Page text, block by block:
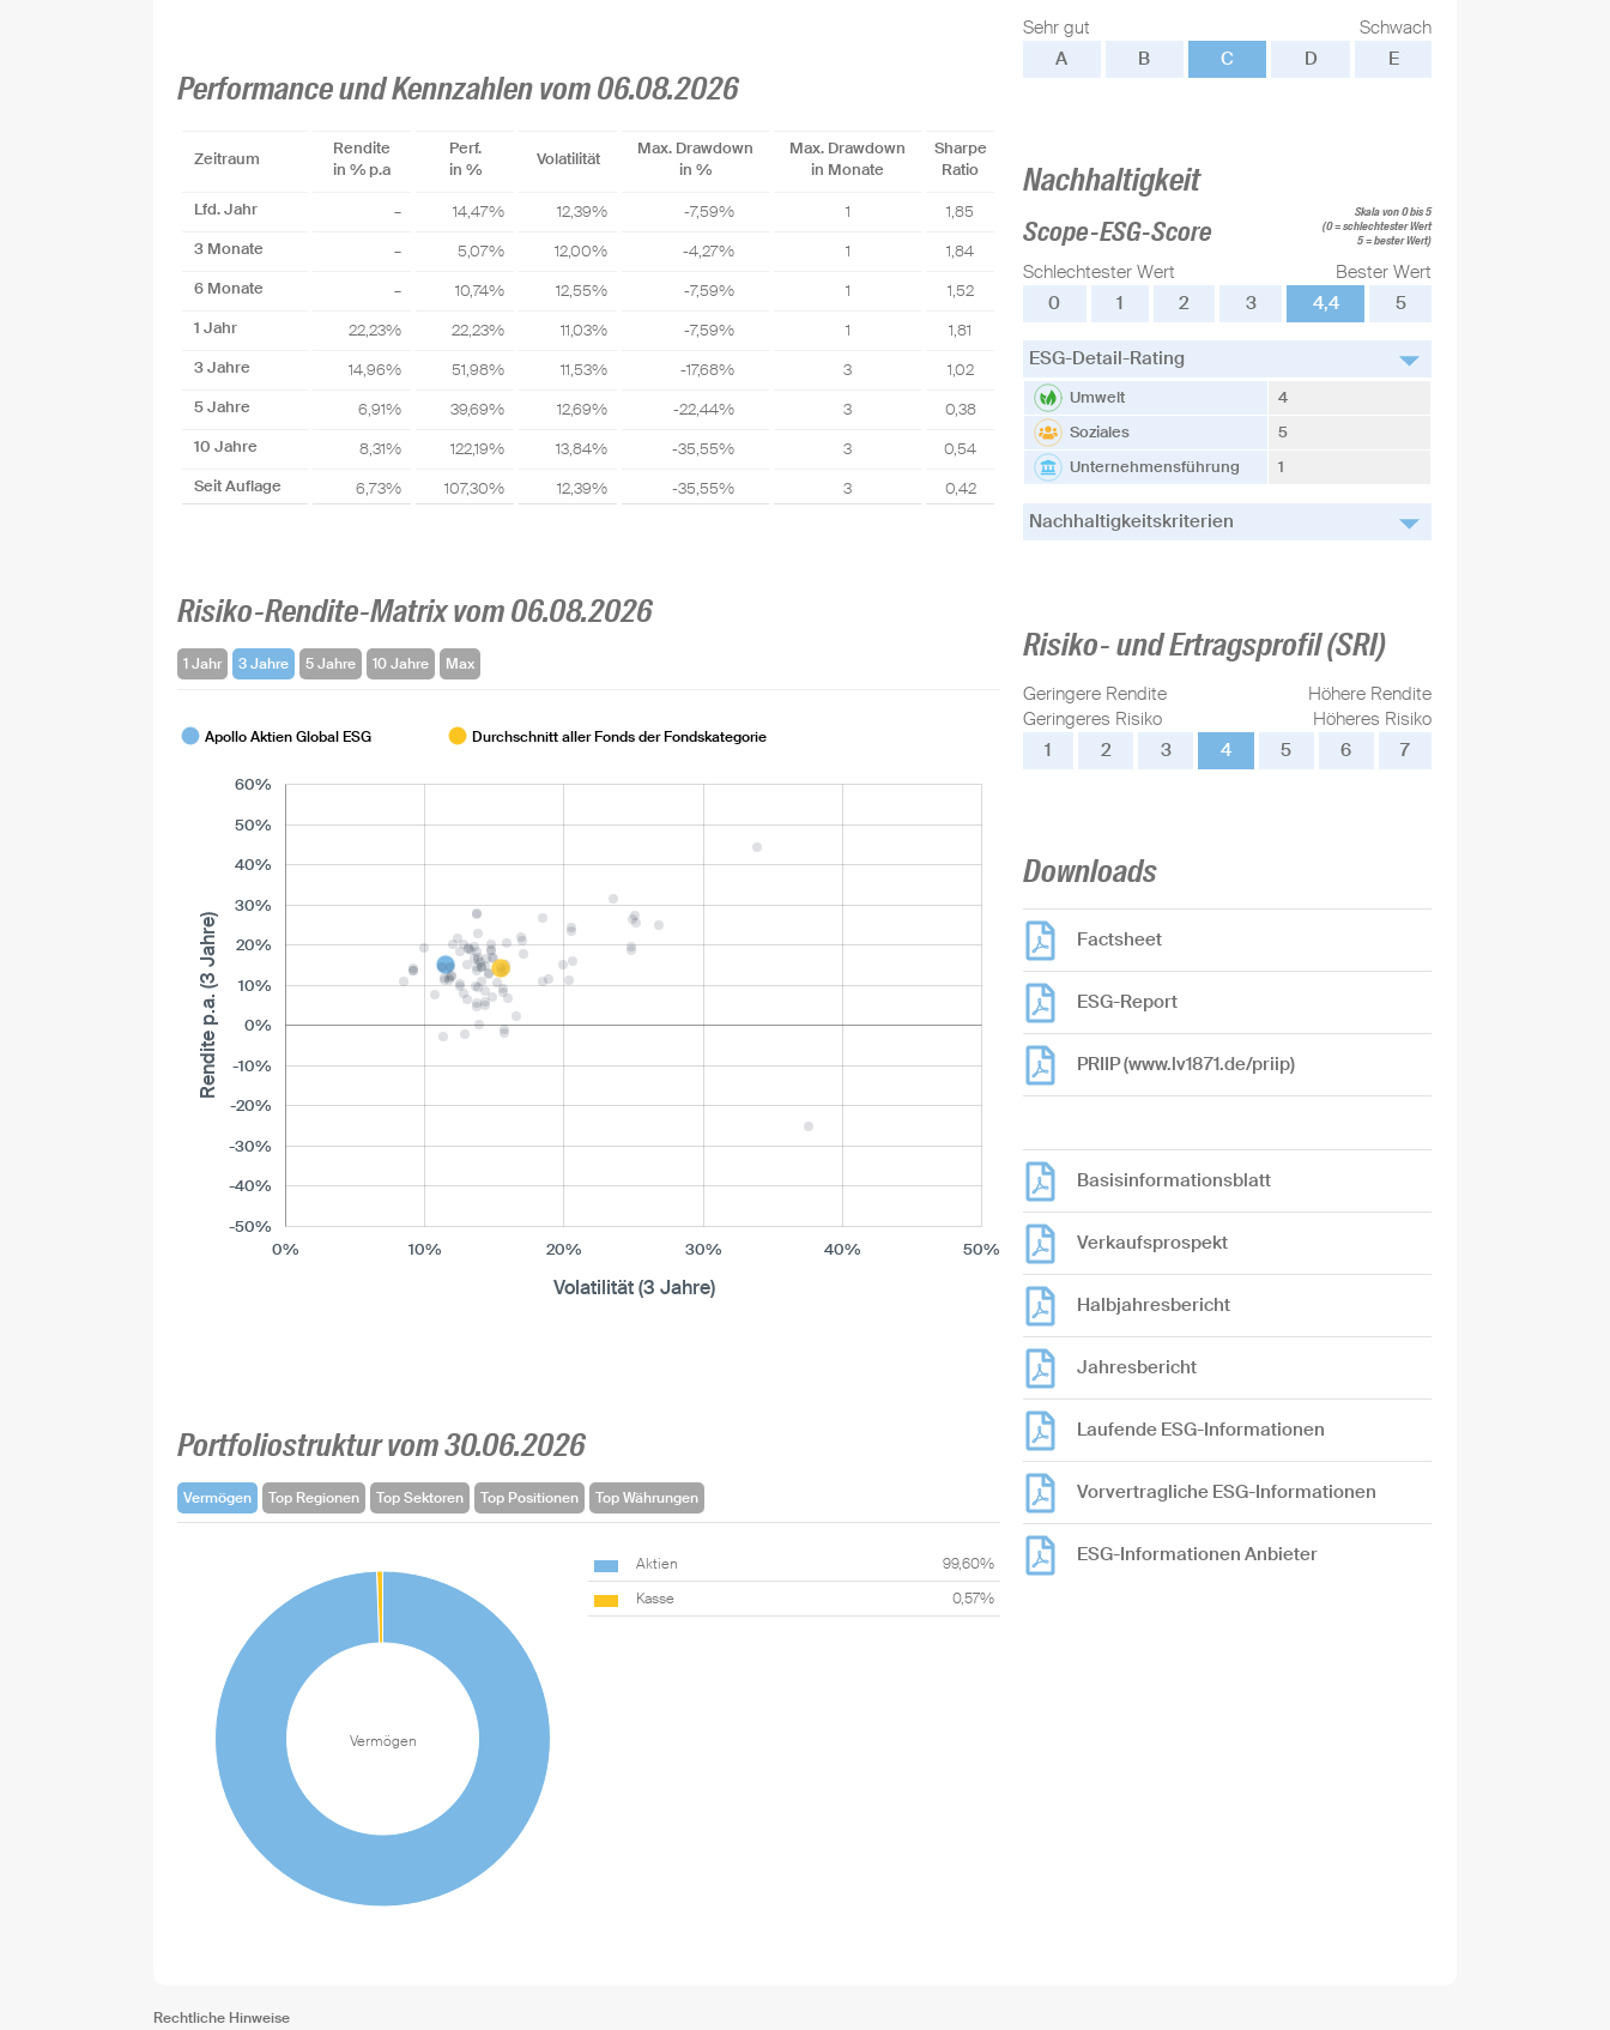
Performance und Kennzahlen vom 06.08.2026
Zeitraum
Rendite
in % p.a
Perf.
in %
Volatilität
Max. Drawdown
in %
Max. Drawdown
in Monate
Sharpe
Ratio
Lfd. Jahr
– 14,47% 12,39% -7,59% 1
1,85
3 Monate
– 5,07% 12,00% -4,27% 1
1,84
6 Monate
– 10,74% 12,55% -7,59% 1
1,52
1 Jahr
22,23% 22,23% 11,03% -7,59% 1
1,81
3 Jahre
14,96% 51,98% 11,53% -17,68% 3
1,02
5 Jahre
6,91% 39,69% 12,69% -22,44% 3
0,38
10 Jahre
8,31% 122,19% 13,84% -35,55% 3
0,54
Seit Auflage
6,73% 107,30% 12,39% -35,55% 3 0,42
Risiko-Rendite-Matrix vom 06.08.2026
1 Jahr 3 Jahre 5 Jahre 10 Jahre Max
Apollo Aktien Global ESG Durchschnitt aller Fonds der Fondskategorie
0% 10% 20% 30% 40% 50%
Volatilität (3 Jahre)
-50%
-40%
-30%
-20%
-10%
0%
10%
20%
30%
40%
50%
60%
Rendite p.a. (3 Jahre)
Portfoliostruktur vom 30.06.2026
Vermögen Top Regionen Top Sektoren Top Positionen Top Währungen
Vermögen
Aktien
99,60%
Kasse
0,57%
Sehr gut
Schwach
A
B C D E
Nachhaltigkeit
Scope-ESG-Score
Skala von 0 bis 5
(0 = schlechtester Wert
5 = bester Wert)
Schlechtester Wert
Bester Wert
0
1 2 3 4,4 5
ESG-Detail-Rating
Umwelt
4
Soziales
5
Unternehmensführung
1
Nachhaltigkeitskriterien
Risiko- und Ertragsprofil (SRI)
Geringere Rendite
Geringeres Risiko
Höhere Rendite
Höheres Risiko
1
2 3 4 5 6 7
Downloads
Factsheet
ESG-Report
PRIIP (www.lv1871.de/priip)
Basisinformationsblatt
Verkaufsprospekt
Halbjahresbericht
Jahresbericht
Laufende ESG-Informationen
Vorvertragliche ESG-Informationen
ESG-Informationen Anbieter
Rechtliche Hinweise